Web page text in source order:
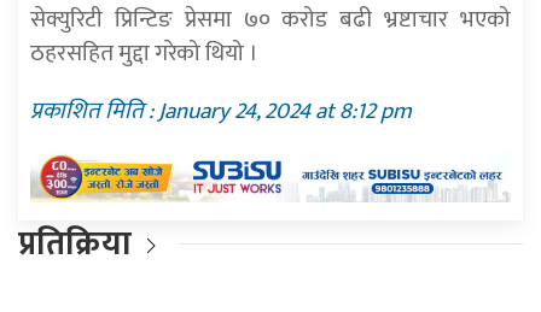
सेक्युरिटी प्रिन्टिङ प्रेसमा ७० करोड बढी भ्रष्टाचार भएको
ठहरसहित मुद्दा गरेको थियो ।
प्रकाशित मिति : January 24, 2024 at 8:12 pm
प्रतिक्रिया